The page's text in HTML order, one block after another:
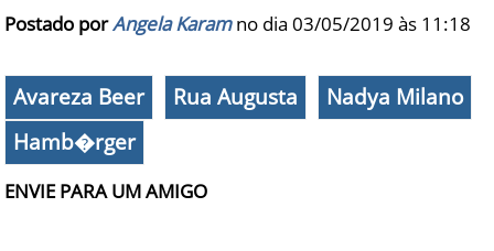
Postado porAngela Karamno dia 03/05/2019 às 11:18
Avareza Beer Rua Augusta
Nadya Milano
Hamb�rger
ENVIE PARA UM AMIGO